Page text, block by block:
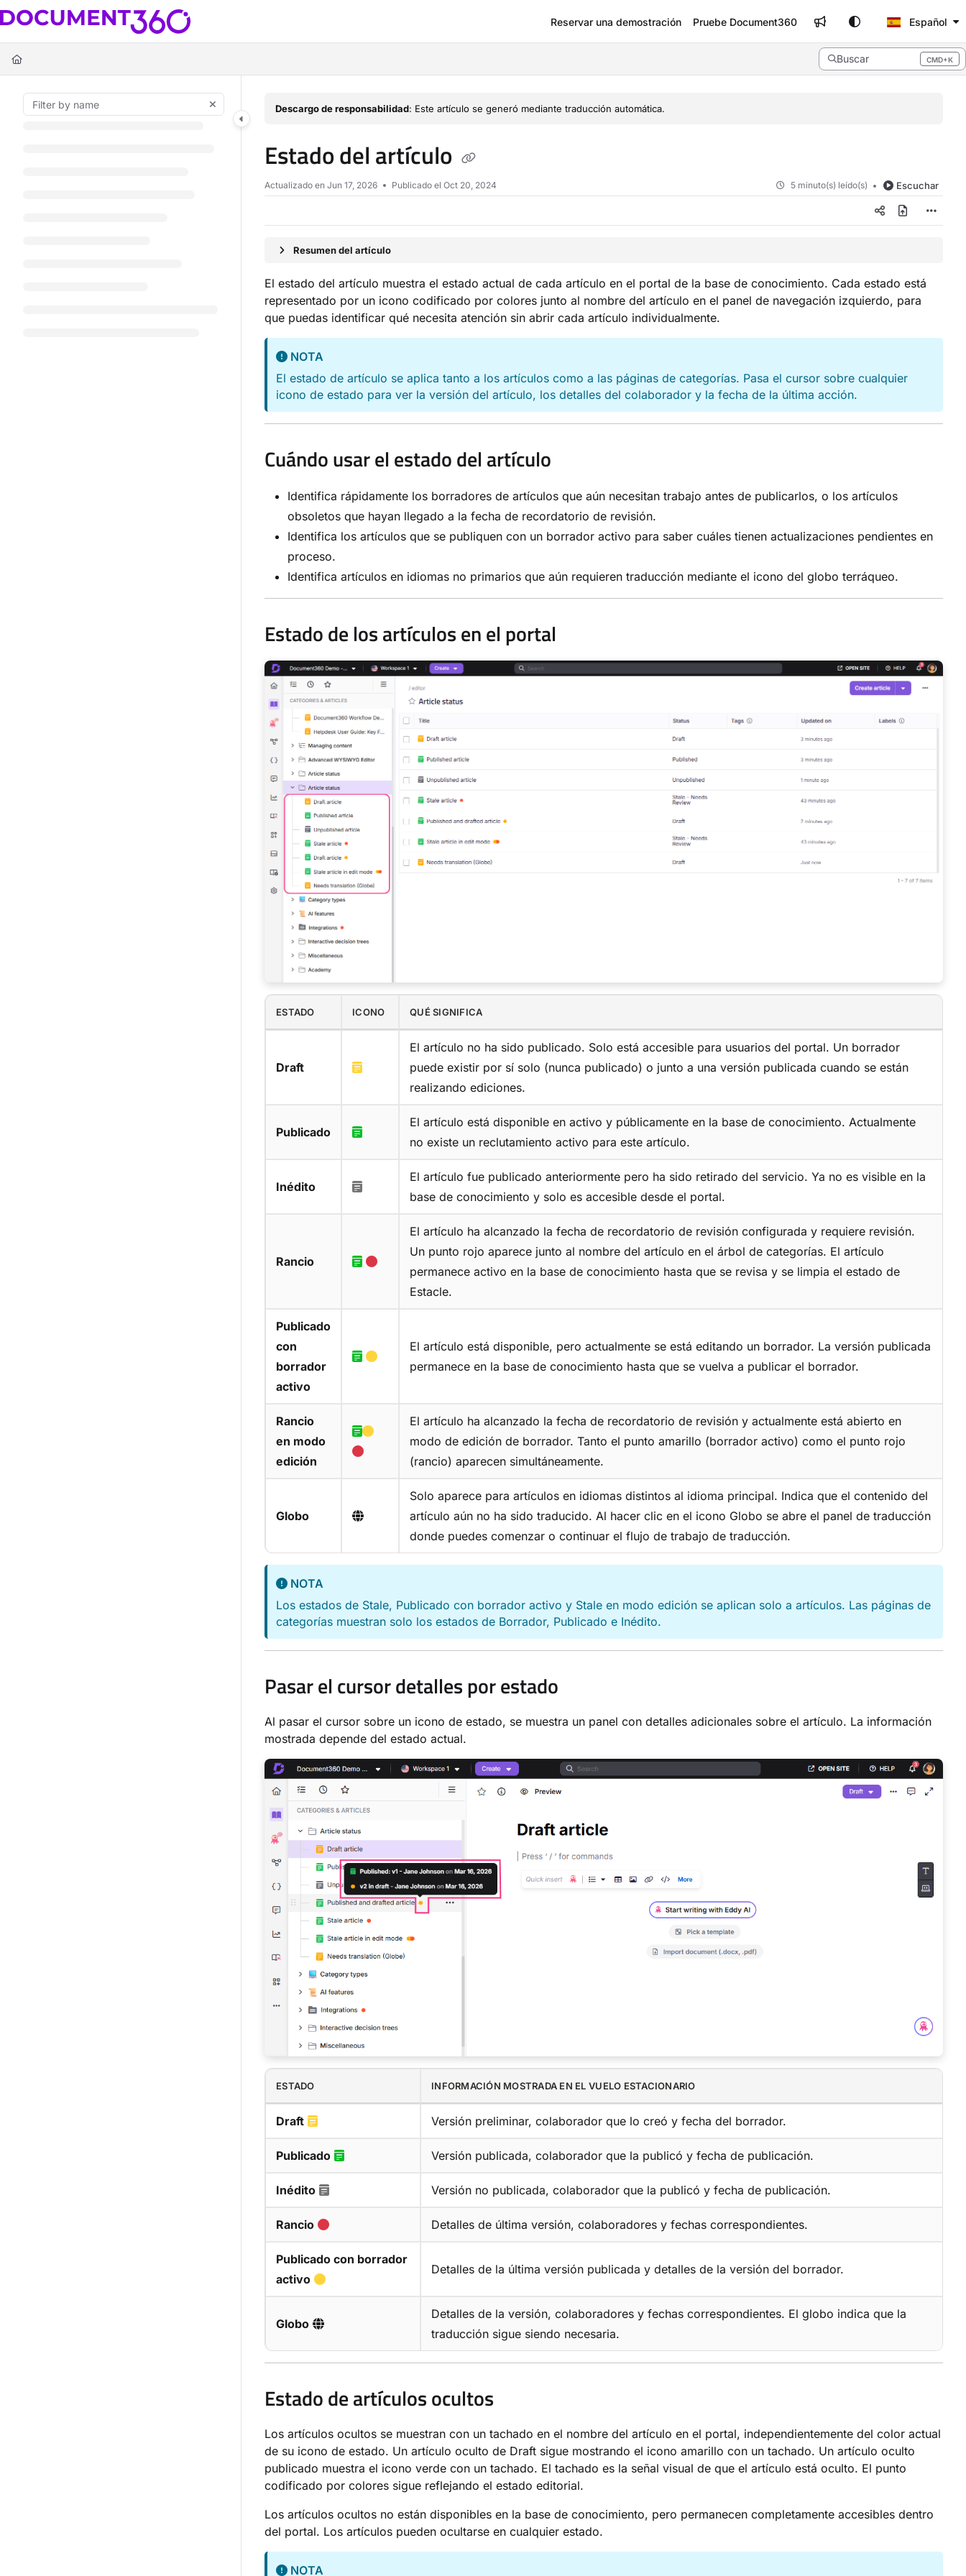
Documentation Index
Fetch the complete documentation index at:
Use this file to discover all available pages before exploring further.
Reservar una demostración Pruebe Document360 Español
Buscar CMD+K
Press CMD+K to open search
Descargo de responsabilidad: Este artículo se generó mediante traducción automática.
Estado del artículo
Actualizado en Jun 17, 2026 Publicado el Oct 20, 2024 5 minuto(s) leído(s) Escuchar
Resumen del artículo
El estado del artículo muestra el estado actual de cada artículo en el portal de la base de conocimiento. Cada estado está
representado por un icono codificado por colores junto al nombre del artículo en el panel de navegación izquierdo, para
que puedas identificar qué necesita atención sin abrir cada artículo individualmente.
NOTA
El estado de artículo se aplica tanto a los artículos como a las páginas de categorías. Pasa el cursor sobre cualquier
icono de estado para ver la versión del artículo, los detalles del colaborador y la fecha de la última acción.
Cuándo usar el estado del artículo
Identifica rápidamente los borradores de artículos que aún necesitan trabajo antes de publicarlos, o los artículos
obsoletos que hayan llegado a la fecha de recordatorio de revisión.
Identifica los artículos que se publiquen con un borrador activo para saber cuáles tienen actualizaciones pendientes en
proceso.
Identifica artículos en idiomas no primarios que aún requieren traducción mediante el icono del globo terráqueo.
Estado de los artículos en el portal
ESTADO ICONO QUÉ SIGNIFICA
Draft
El artículo no ha sido publicado. Solo está accesible para usuarios del portal. Un borrador
puede existir por sí solo (nunca publicado) o junto a una versión publicada cuando se están
realizando ediciones.
Publicado
El artículo está disponible en activo y públicamente en la base de conocimiento. Actualmente
no existe un reclutamiento activo para este artículo.
Inédito
El artículo fue publicado anteriormente pero ha sido retirado del servicio. Ya no es visible en la
base de conocimiento y solo es accesible desde el portal.
Rancio
El artículo ha alcanzado la fecha de recordatorio de revisión configurada y requiere revisión.
Un punto rojo aparece junto al nombre del artículo en el árbol de categorías. El artículo
permanece activo en la base de conocimiento hasta que se revisa y se limpia el estado de
Estacle.
Publicado
con
borrador
activo
El artículo está disponible, pero actualmente se está editando un borrador. La versión publicada
permanece en la base de conocimiento hasta que se vuelva a publicar el borrador.
Rancio
en modo
edición
El artículo ha alcanzado la fecha de recordatorio de revisión y actualmente está abierto en
modo de edición de borrador. Tanto el punto amarillo (borrador activo) como el punto rojo
(rancio) aparecen simultáneamente.
Globo
Solo aparece para artículos en idiomas distintos al idioma principal. Indica que el contenido del
artículo aún no ha sido traducido. Al hacer clic en el icono Globo se abre el panel de traducción
donde puedes comenzar o continuar el flujo de trabajo de traducción.
NOTA
Los estados de Stale, Publicado con borrador activo y Stale en modo edición se aplican solo a artículos. Las páginas de
categorías muestran solo los estados de Borrador, Publicado e Inédito.
Pasar el cursor detalles por estado
Al pasar el cursor sobre un icono de estado, se muestra un panel con detalles adicionales sobre el artículo. La información
mostrada depende del estado actual.
ESTADO INFORMACIÓN MOSTRADA EN EL VUELO ESTACIONARIO
Draft Versión preliminar, colaborador que lo creó y fecha del borrador.
Publicado Versión publicada, colaborador que la publicó y fecha de publicación.
Inédito Versión no publicada, colaborador que la publicó y fecha de publicación.
Rancio Detalles de última versión, colaboradores y fechas correspondientes.
Publicado con borrador
activo
Detalles de la última versión publicada y detalles de la versión del borrador.
Globo
Detalles de la versión, colaboradores y fechas correspondientes. El globo indica que la
traducción sigue siendo necesaria.
Estado de artículos ocultos
Los artículos ocultos se muestran con un tachado en el nombre del artículo en el portal, independientemente del color actual
de su icono de estado. Un artículo oculto de Draft sigue mostrando el icono amarillo con un tachado. Un artículo oculto
publicado muestra el icono verde con un tachado. El tachado es la señal visual de que el artículo está oculto. El punto
codificado por colores sigue reflejando el estado editorial.
Los artículos ocultos no están disponibles en la base de conocimiento, pero permanecen completamente accesibles dentro
del portal. Los artículos pueden ocultarse en cualquier estado.
NOTA